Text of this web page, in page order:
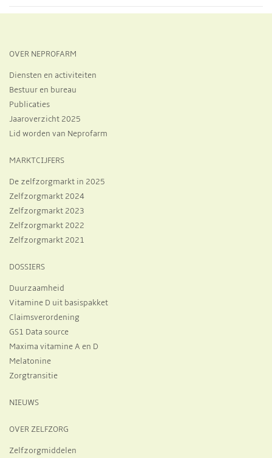
OVER NEPROFARM
Diensten en activiteiten
Bestuur en bureau
Publicaties
Jaaroverzicht 2025
Lid worden van Neprofarm
MARKTCIJFERS
De zelfzorgmarkt in 2025
Zelfzorgmarkt 2024
Zelfzorgmarkt 2023
Zelfzorgmarkt 2022
Zelfzorgmarkt 2021
DOSSIERS
Duurzaamheid
Vitamine D uit basispakket
Claimsverordening
GS1 Data source
Maxima vitamine A en D
Melatonine
Zorgtransitie
NIEUWS
OVER ZELFZORG
Zelfzorgmiddelen